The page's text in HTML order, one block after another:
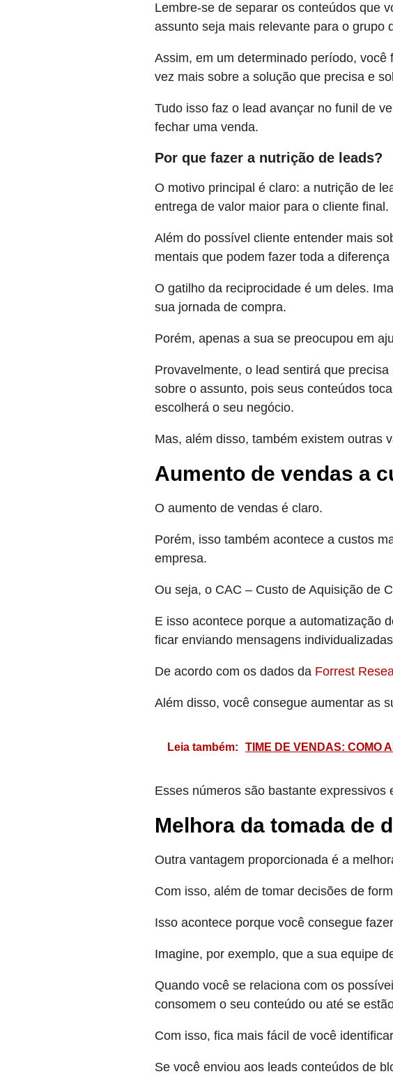
Lembre-se de separar os conteúdos que
assunto seja mais relevante para o grupo
Assim, em um determinado período,
vez mais sobre a solução que precisa e
Tudo isso faz o lead avançar no funil de
fechar uma venda.
Por que fazer a nutrição de leads?
O motivo principal é claro: a nutrição de
entrega de valor maior para o cliente final.
Além do possível cliente entender mais
mentais que podem fazer toda a
O gatilho da reciprocidade é um deles.
sua jornada de compra.
Porém, apenas a sua se preocupou em
Provavelmente, o lead sentirá que
sobre o assunto, pois seus conteúdos
escolherá o seu negócio.
Mas, além disso, também existem outras
Aumento de vendas a
O aumento de vendas é claro.
Porém, isso também acontece a custos
empresa.
Ou seja, o CAC – Custo de Aquisição de
E isso acontece porque a automatização
ficar enviando mensagens
De acordo com os dados da Forrest
Além disso, você consegue aumentar as
Leia também: TIME DE VENDAS: COMO
Esses números são bastante
Melhora da tomada de
Outra vantagem proporcionada é a
Com isso, além de tomar decisões de
Isso acontece porque você consegue
Imagine, por exemplo, que a sua equipe
Quando você se relaciona com os
consomem o seu conteúdo ou até se
Com isso, fica mais fácil de você
Se você enviou aos leads conteúdos de